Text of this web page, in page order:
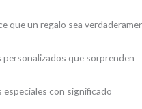
que un regalo sea
personalizados que sorprenden
especiales con significado